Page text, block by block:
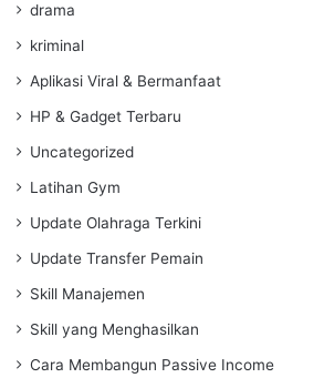
drama
kriminal
Aplikasi Viral & Bermanfaat
HP & Gadget Terbaru
Uncategorized
Latihan Gym
Update Olahraga Terkini
Update Transfer Pemain
Skill Manajemen
Skill yang Menghasilkan
Cara Membangun Passive Income